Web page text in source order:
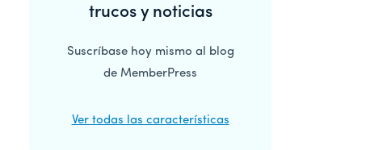
principal
trucos y noticias
Suscríbase hoy mismo al blog
de MemberPress
Ver todas las características